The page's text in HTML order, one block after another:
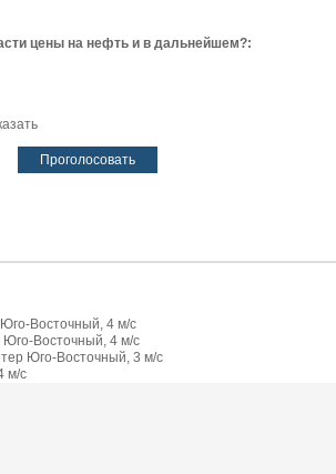
цены на нефть и в дальнейшем?:
Восточный, 4 м/с
Юго-Восточный, 4 м/с
Юго-Восточный, 3 м/с
м/с